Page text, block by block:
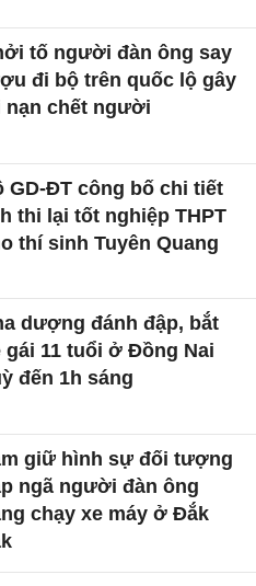
tố người đàn ông say
đi bộ trên quốc lộ gây
nạn chết người
GD-ĐT công bố chi tiết
thi lại tốt nghiệp THPT
thí sinh Tuyên Quang
dượng đánh đập, bắt
gái 11 tuổi ở Đồng Nai
đến 1h sáng
giữ hình sự đối tượng
ngã người đàn ông
chạy xe máy ở Đắk